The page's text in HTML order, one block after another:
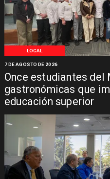
LOCAL
Once estudiantes del
gastronómicas que
educación superior
7 DE AGOSTO DE 2026